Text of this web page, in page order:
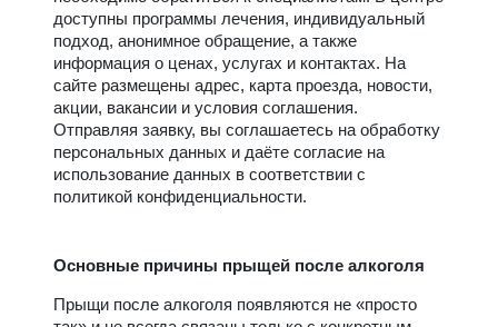
доступны программы лечения, индивидуальный
подход, анонимное обращение, а также
информация о ценах, услугах и контактах. На
сайте размещены адрес, карта проезда, новости,
акции, вакансии и условия соглашения.
Отправляя заявку, вы соглашаетесь на обработку
персональных данных и даёте согласие на
использование данных в соответствии с
политикой конфиденциальности.
Основные причины прыщей после алкоголя
Прыщи после алкоголя появляются не «просто